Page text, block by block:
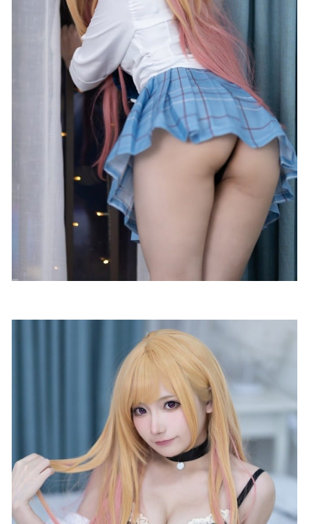
[Xiuren秀人网]2022.11.02 NO.5797 就是阿朱啊[81+1P／
2023-04-06
Machi马吉(馬吉) – NO.05 银发[32P] 2026-05-16
[Xiuren秀人网]2023.06.12 NO.6901 唐安琪[80+1P／737MB]